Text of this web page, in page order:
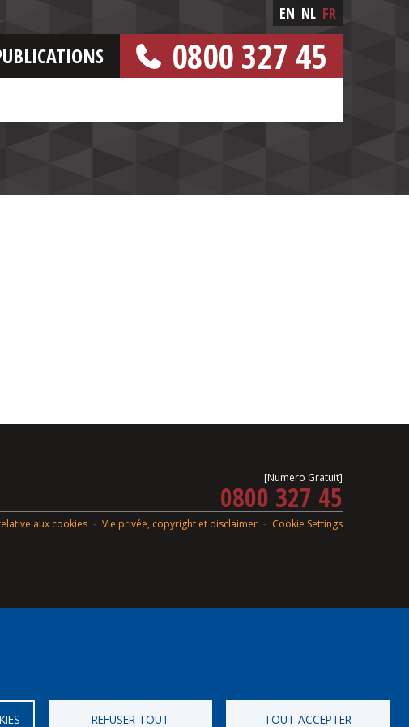
0800 327 45
EN NL FR
[Numero Gratuit]
0800 327 45
aux cookies Vie privée, copyright et disclaimer Cookie Settings
REFUSER TOUT TOUT ACCEPTER